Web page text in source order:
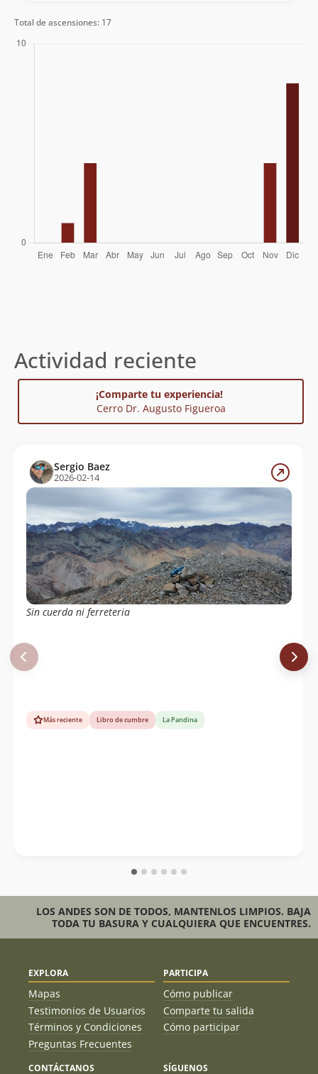
Total de ascensiones: 17
Actividad reciente
¡Comparte tu experiencia!
Cerro Dr. Augusto Figueroa
Sergio Baez
2026-02-14
Sin cuerda ni ferreteria
Más reciente Libro de cumbre La Pandina
LOS ANDES SON DE TODOS, MANTENLOS LIMPIOS. BAJA
TODA TU BASURA Y CUALQUIERA QUE ENCUENTRES.
EXPLORA
Mapas
Testimonios de Usuarios
Términos y Condiciones
Preguntas Frecuentes
PARTICIPA
Cómo publicar
Comparte tu salida
Cómo participar
CONTÁCTANOS SÍGUENOS